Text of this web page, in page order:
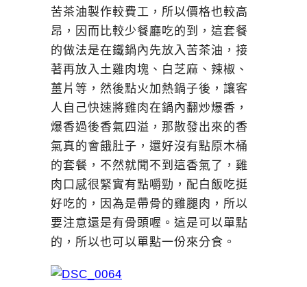
苦茶油製作較費工，所以價格也較高
昂，因而比較少餐廳吃的到，這套餐
的做法是在鐵鍋內先放入苦茶油，接
著再放入土雞肉塊、白芝麻、辣椒、
薑片等，然後點火加熱鍋子後，讓客
人自己快速將雞肉在鍋內翻炒爆香，
爆香過後香氣四溢，那散發出來的香
氣真的會餓肚子，還好沒有點原木桶
的套餐，不然就聞不到這香氣了，雞
肉口感很緊實有點嚼勁，配白飯吃挺
好吃的，因為是帶骨的雞腿肉，所以
要注意還是有骨頭喔。這是可以單點
的，所以也可以單點一份來分食。